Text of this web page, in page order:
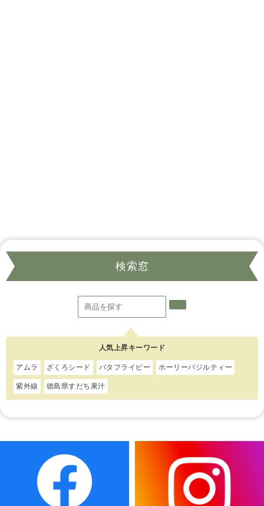
検索窓
人気上昇キーワード
アムラ ざくろシード バタフライピー ホーリーバジルティー
紫外線 徳島県すだち果汁